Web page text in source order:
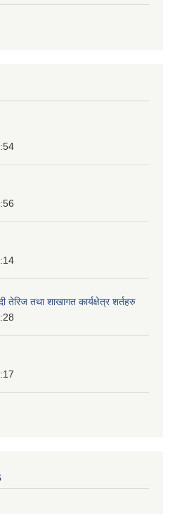
तेरिज तथा शाखागत कार्यक्षेत्र शर्तहरु